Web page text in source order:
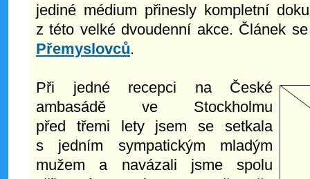
jediné médium přinesly kompletní
z této velké dvoudenní akce. Článek
Přemyslovců.
Při jedné recepci na České
ambasádě ve Stockholmu
před třemi lety jsem se setkala
s jedním sympatickým mladým
mužem a navázali jsme spolu